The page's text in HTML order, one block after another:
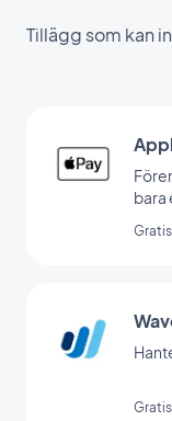
Tillägg som kan
bara
Gratis
Gratis